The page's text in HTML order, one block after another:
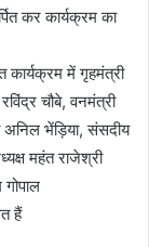
कर कार्यक्रम का
कार्यक्रम में गृहमंत्री
चौबे, वनमंत्री
अनिल भेंड़िया, संसदीय
महंत राजेश्री
हैं